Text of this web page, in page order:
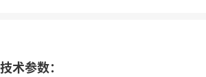
技术参数：